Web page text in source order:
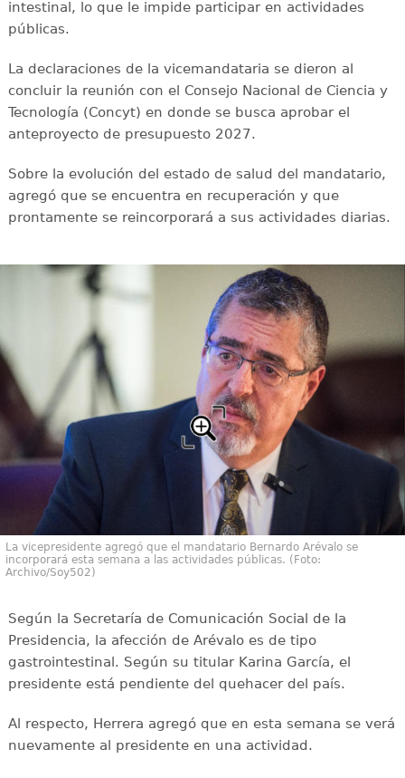
intestinal, lo que le impide participar en actividades
públicas.
La declaraciones de la vicemandataria se dieron al
concluir la reunión con el Consejo Nacional de Ciencia y
Tecnología (Concyt) en donde se busca aprobar el
anteproyecto de presupuesto 2027.
Sobre la evolución del estado de salud del mandatario,
agregó que se encuentra en recuperación y que
prontamente se reincorporará a sus actividades diarias.
La vicepresidente agregó que el mandatario Bernardo Arévalo se
incorporará esta semana a las actividades públicas. (Foto:
Archivo/Soy502)
Según la Secretaría de Comunicación Social de la
Presidencia, la afección de Arévalo es de tipo
gastrointestinal. Según su titular Karina García, el
presidente está pendiente del quehacer del país.
Al respecto, Herrera agregó que en esta semana se verá
nuevamente al presidente en una actividad.